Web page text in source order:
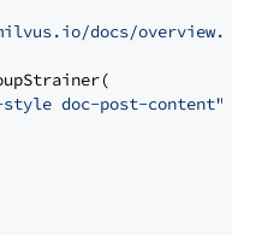
docs/overview.md"
style doc-post-content"